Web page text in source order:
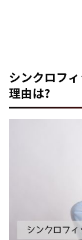
シンクロフ
理由は?